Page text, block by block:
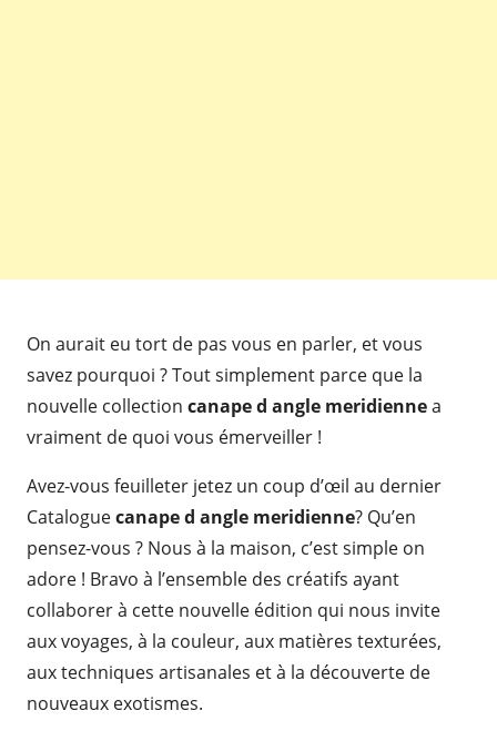
On aurait eu tort de pas vous en parler, et vous
savez pourquoi ? Tout simplement parce que la
nouvelle collection canape d angle meridiennea
vraiment de quoi vous émerveiller !
Avez-vous feuilleter jetez un coup d’œil au dernier
Cataloguecanape d angle meridienne? Qu’en
pensez-vous ? Nous à la maison, c’est simple on
adore ! Bravo à l’ensemble des créatifs ayant
collaborer à cette nouvelle édition qui nous invite
aux voyages, à la couleur, aux matières texturées,
aux techniques artisanales et à la découverte de
nouveaux exotismes.